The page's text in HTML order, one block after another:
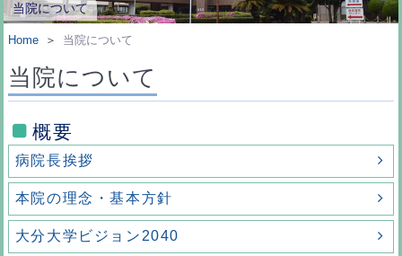
当院について
Home ＞ 当院について
当院について
概要
病院長挨拶
本院の理念・基本方針
大分大学ビジョン2040